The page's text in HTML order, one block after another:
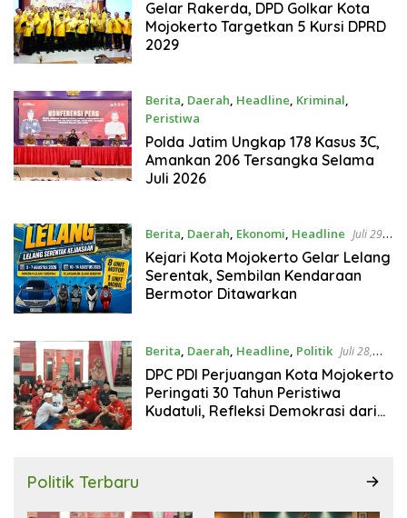
2026
Gelar Rakerda, DPD Golkar Kota
Mojokerto Targetkan 5 Kursi DPRD
2029
Berita, Daerah, Headline, Kriminal,
Peristiwa
Agustus 1, 2026
Polda Jatim Ungkap 178 Kasus 3C,
Amankan 206 Tersangka Selama
Juli 2026
Berita, Daerah, Ekonomi, Headline Juli 29,
2026
Kejari Kota Mojokerto Gelar Lelang
Serentak, Sembilan Kendaraan
Bermotor Ditawarkan
Berita, Daerah, Headline, Politik Juli 28,
2026
DPC PDI Perjuangan Kota Mojokerto
Peringati 30 Tahun Peristiwa
Kudatuli, Refleksi Demokrasi dari
Politik Terbaru